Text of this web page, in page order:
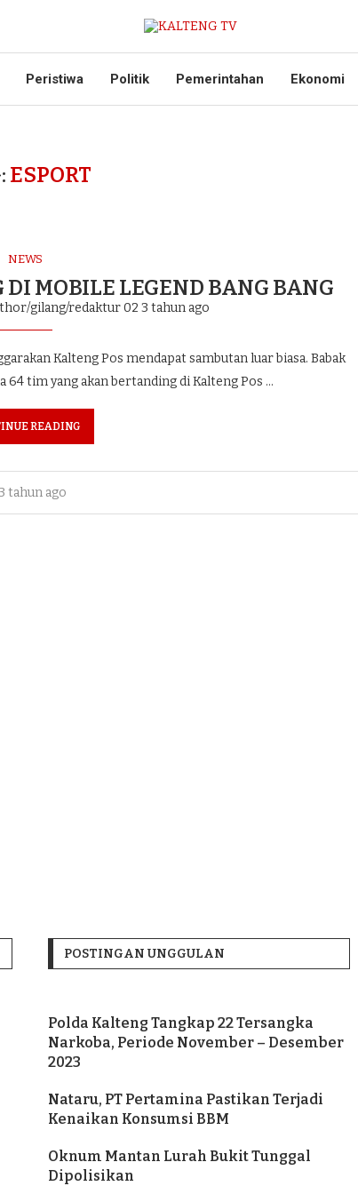
Peristiwa Politik Pemerintahan Ekonomi
ESPORT
NEWS
MOBILE LEGEND BANG BANG
gilang/redaktur 02 3 tahun ago
Kalteng Pos mendapat sambutan luar biasa. Babak
tim yang akan bertanding di Kalteng Pos …
READING
tahun ago
POSTINGAN UNGGULAN
Polda Kalteng Tangkap 22 Tersangka
Narkoba, Periode November – Desember
2023
Nataru, PT Pertamina Pastikan Terjadi
Kenaikan Konsumsi BBM
Oknum Mantan Lurah Bukit Tunggal
Dipolisikan